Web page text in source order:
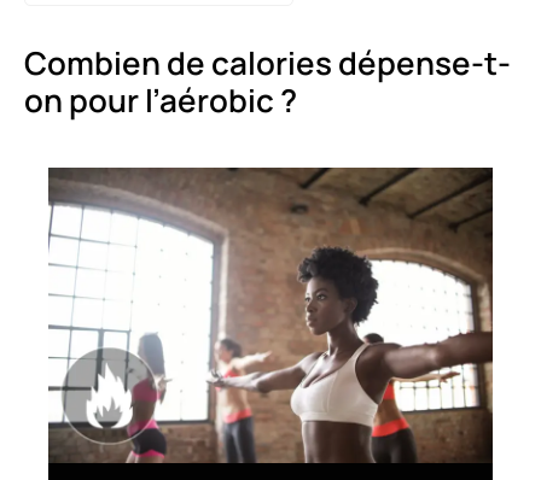
Combien de calories dépense-t-
on pour l’aérobic ?